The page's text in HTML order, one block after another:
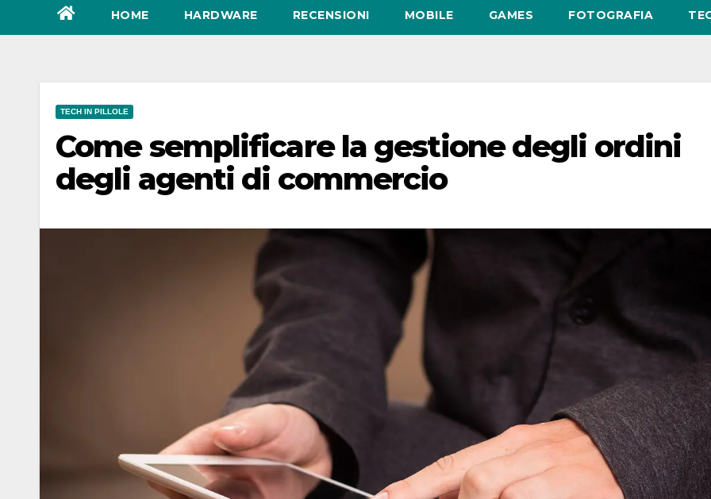
HOME HARDWARE RECENSIONI MOBILE GAMES FOTOGRAFIA
TECH IN PILLOLE
Come semplificare la gestione degli ordini
degli agenti di commercio